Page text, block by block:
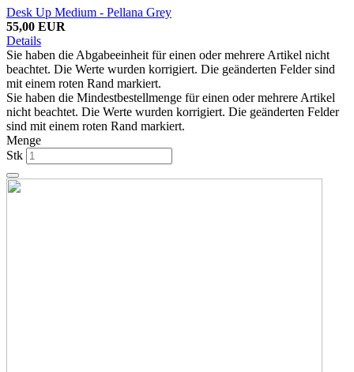
Desk Up Medium - Pellana Grey
55,00 EUR
Details
Sie haben die Abgabeeinheit für einen oder mehrere Artikel nicht
beachtet. Die Werte wurden korrigiert. Die geänderten Felder sind
mit einem roten Rand markiert.
Sie haben die Mindestbestellmenge für einen oder mehrere Artikel
nicht beachtet. Die Werte wurden korrigiert. Die geänderten Felder
sind mit einem roten Rand markiert.
Menge
Stk